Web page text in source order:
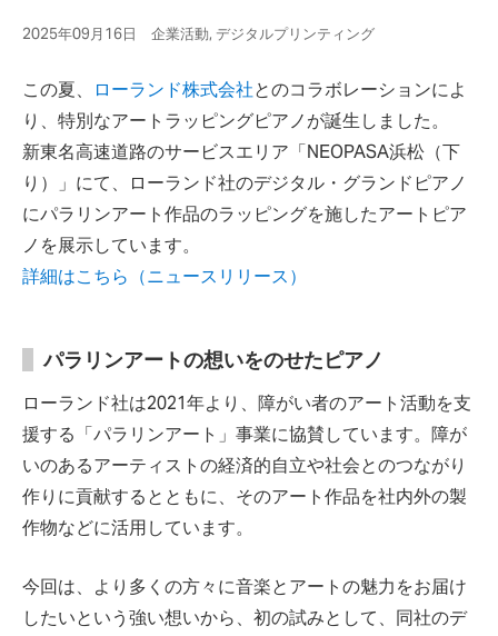
2025年09月16日 企業活動, デジタルプリンティング
この夏、 ローランド株式会社とのコラボレーションによ
り、特別なアートラッピングピアノが誕生しました。
新東名高速道路のサービスエリア「NEOPASA浜松（下
り）」にて、ローランド社のデジタル・グランドピアノ
にパラリンアート作品のラッピングを施したアートピア
ノを展示しています。
詳細はこちら（ニュースリリース）
パラリンアートの想いをのせたピアノ
ローランド社は2021年より、障がい者のアート活動を支
援する「パラリンアート」事業に協賛しています。障が
いのあるアーティストの経済的自立や社会とのつながり
作りに貢献するとともに、そのアート作品を社内外の製
作物などに活用しています。
今回は、より多くの方々に音楽とアートの魅力をお届け
したいという強い想いから、初の試みとして、同社のデ